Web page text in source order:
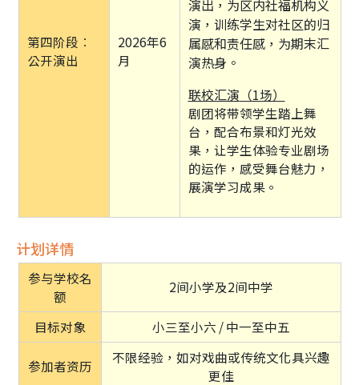
第四阶段︰
公开演出
2026年6
月
演出，为区内社福机构义
演，训练学生对社区的归
属感和责任感，为期末汇
演热身。
联校汇演 （1场）
剧团将带领学生踏上舞
台，配合布景和灯光效
果，让学生体验专业剧场
的运作，感受舞台魅力，
展演学习成果。
计划详情
参与学校名
额
2间小学及2间中学
目标对象 小三至小六 / 中一至中五
参加者资历
不限经验，如对戏曲或传统文化具兴趣
更佳